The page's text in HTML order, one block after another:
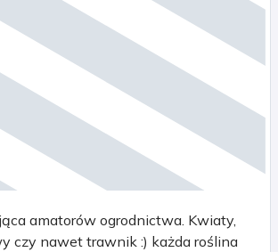
amatorów ogrodnictwa. Kwiaty,
czy nawet trawnik :) każda roślina